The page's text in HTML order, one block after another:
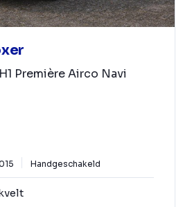
Première Airco Navi
Handgeschakeld